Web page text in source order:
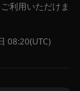
利用いただけま
08:20(UTC)